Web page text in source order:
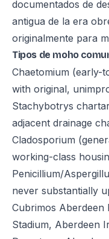
documentados de
antigua de la era
originalmente para
Tipos de moho
Chaetomium (early-
with original,
Stachybotrys
adjacent drainage
Cladosporium
working-class
Penicillium/
never substantially
Cubrimos Aberdeen
Stadium, Aberdeen